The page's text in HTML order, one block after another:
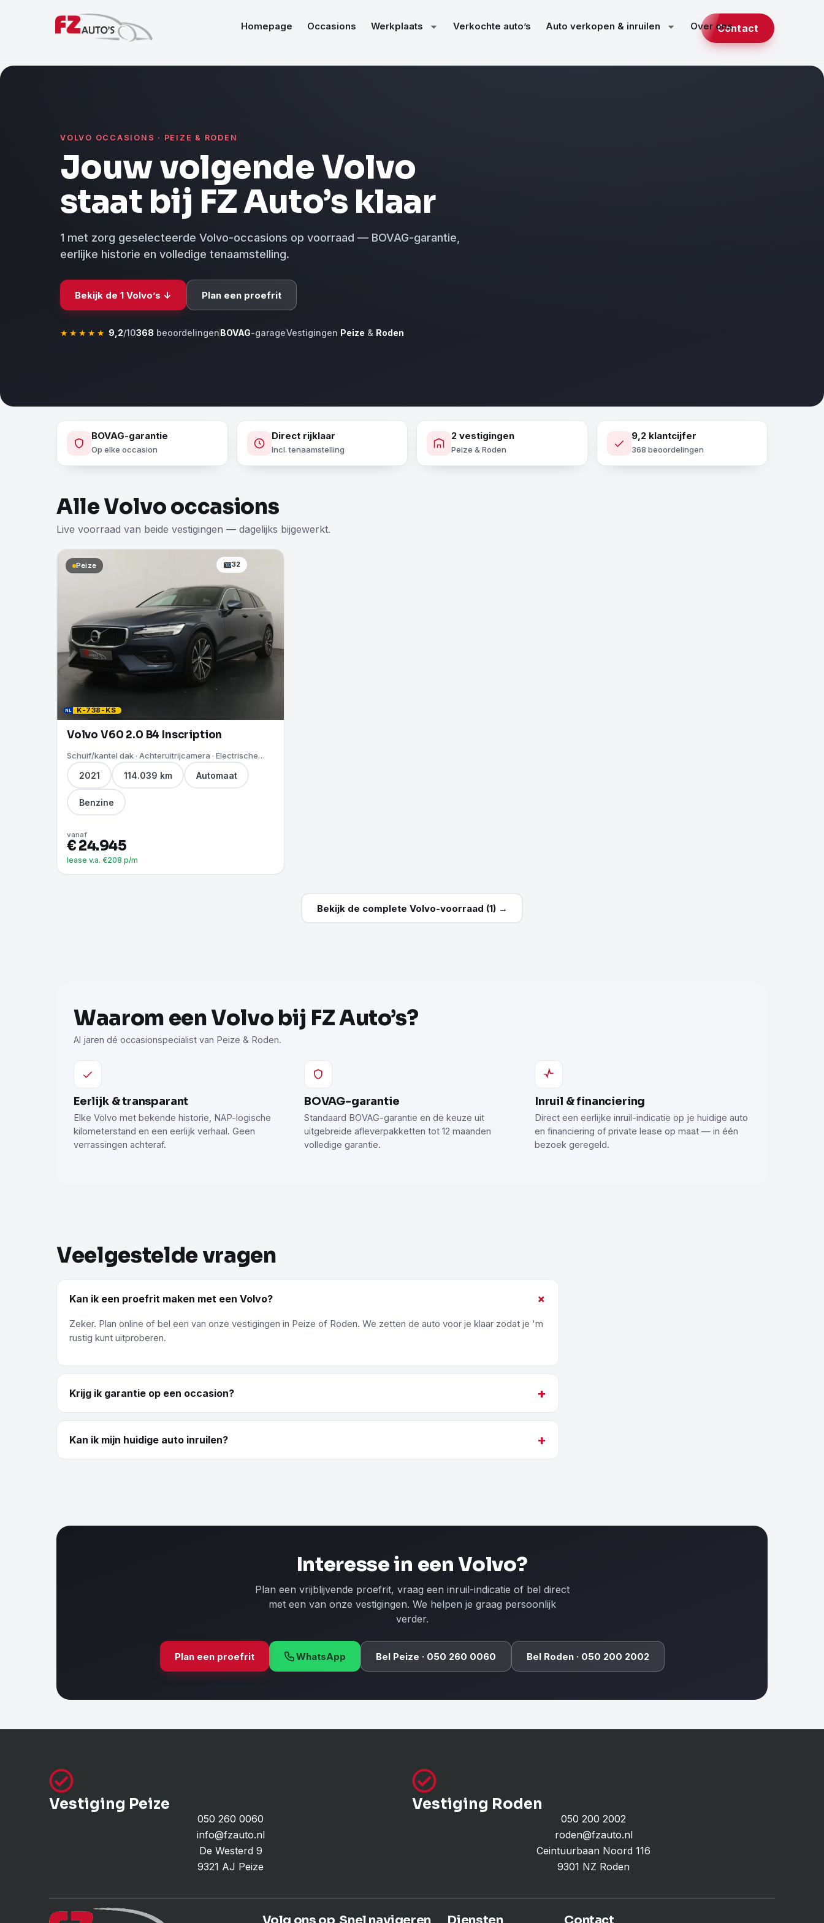
Homepage Occasions Werkplaats Verkochte auto’s Auto verkopen & inruilen Over onsContact
VOLVO OCCASIONS · PEIZE & RODEN
Jouw volgende Volvo
staat bij FZ Auto’s klaar
1 met zorg geselecteerde Volvo-occasions op voorraad — BOVAG-garantie,
eerlijke historie en volledige tenaamstelling.
Bekijk de 1 Volvo’s ↓ Plan een proefrit
★★★★★ 9,2/10368 beoordelingenBOVAG-garageVestigingen Peize & Roden
BOVAG-garantie
Op elke occasion
Direct rijklaar
Incl. tenaamstelling
2 vestigingen
Peize & Roden
9,2 klantcijfer
368 beoordelingen
Alle Volvo occasions
Live voorraad van beide vestigingen — dagelijks bijgewerkt.
Peize 32
NL K-738-KS
Volvo V60 2.0 B4 Inscription
Schuif/kantel dak · Achteruitrijcamera · Electrische
Trekhaak
2021 114.039 km Automaat
Benzine
vanaf
€ 24.945
lease v.a. €208 p/m
Bekijk de complete Volvo-voorraad (1) →
Waarom een Volvo bij FZ Auto’s?
Al jaren dé occasionspecialist van Peize & Roden.
Eerlijk & transparant
Elke Volvo met bekende historie, NAP-logische
kilometerstand en een eerlijk verhaal. Geen
verrassingen achteraf.
BOVAG-garantie
Standaard BOVAG-garantie en de keuze uit
uitgebreide afleverpakketten tot 12 maanden
volledige garantie.
Inruil & financiering
Direct een eerlijke inruil-indicatie op je huidige auto
en financiering of private lease op maat — in één
bezoek geregeld.
Veelgestelde vragen
Kan ik een proefrit maken met een Volvo? +
Zeker. Plan online of bel een van onze vestigingen in Peize of Roden. We zetten de auto voor je klaar zodat je 'm
rustig kunt uitproberen.
Krijg ik garantie op een occasion? +
Kan ik mijn huidige auto inruilen? +
Interesse in een Volvo?
Plan een vrijblijvende proefrit, vraag een inruil-indicatie of bel direct
met een van onze vestigingen. We helpen je graag persoonlijk
verder.
Plan een proefrit WhatsApp Bel Peize · 050 260 0060 Bel Roden · 050 200 2002
Vestiging Peize
050 260 0060
info@fzauto.nl
De Westerd 9
9321 AJ Peize
Vestiging Roden
050 200 2002
roden@fzauto.nl
Ceintuurbaan Noord 116
9301 NZ Roden